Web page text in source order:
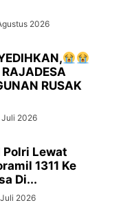
2026
RUSAK
Juli 2026
Lewat
1311 Ke
Di...
2026